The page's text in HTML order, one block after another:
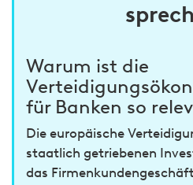
Warum ist die
für Banken so
Die europäische
staatlich getriebenen
das